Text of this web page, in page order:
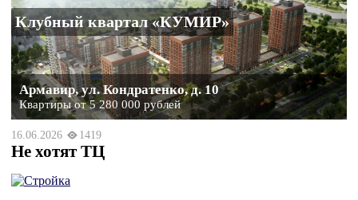
Клубный квартал «КУМИР»
Армавир, ул. Кондратенко, д. 10
Квартиры от 5 280 000 рублей
16.06.2026 1419
Не хотят ТЦ